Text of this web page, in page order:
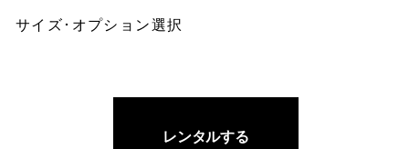
サイズ･オプション選択
レンタルする